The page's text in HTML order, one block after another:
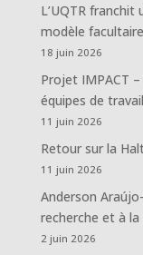
L’UQTR franchit
modèle facultaire
18 juin 2026
Projet IMPACT
équipes de
11 juin 2026
Retour sur la
11 juin 2026
Anderson
recherche et à
2 juin 2026